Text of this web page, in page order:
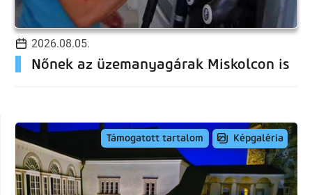
2026.08.05.
Nőnek az üzemanyagárak Miskolcon is
Támogatott tartalom Képgaléria